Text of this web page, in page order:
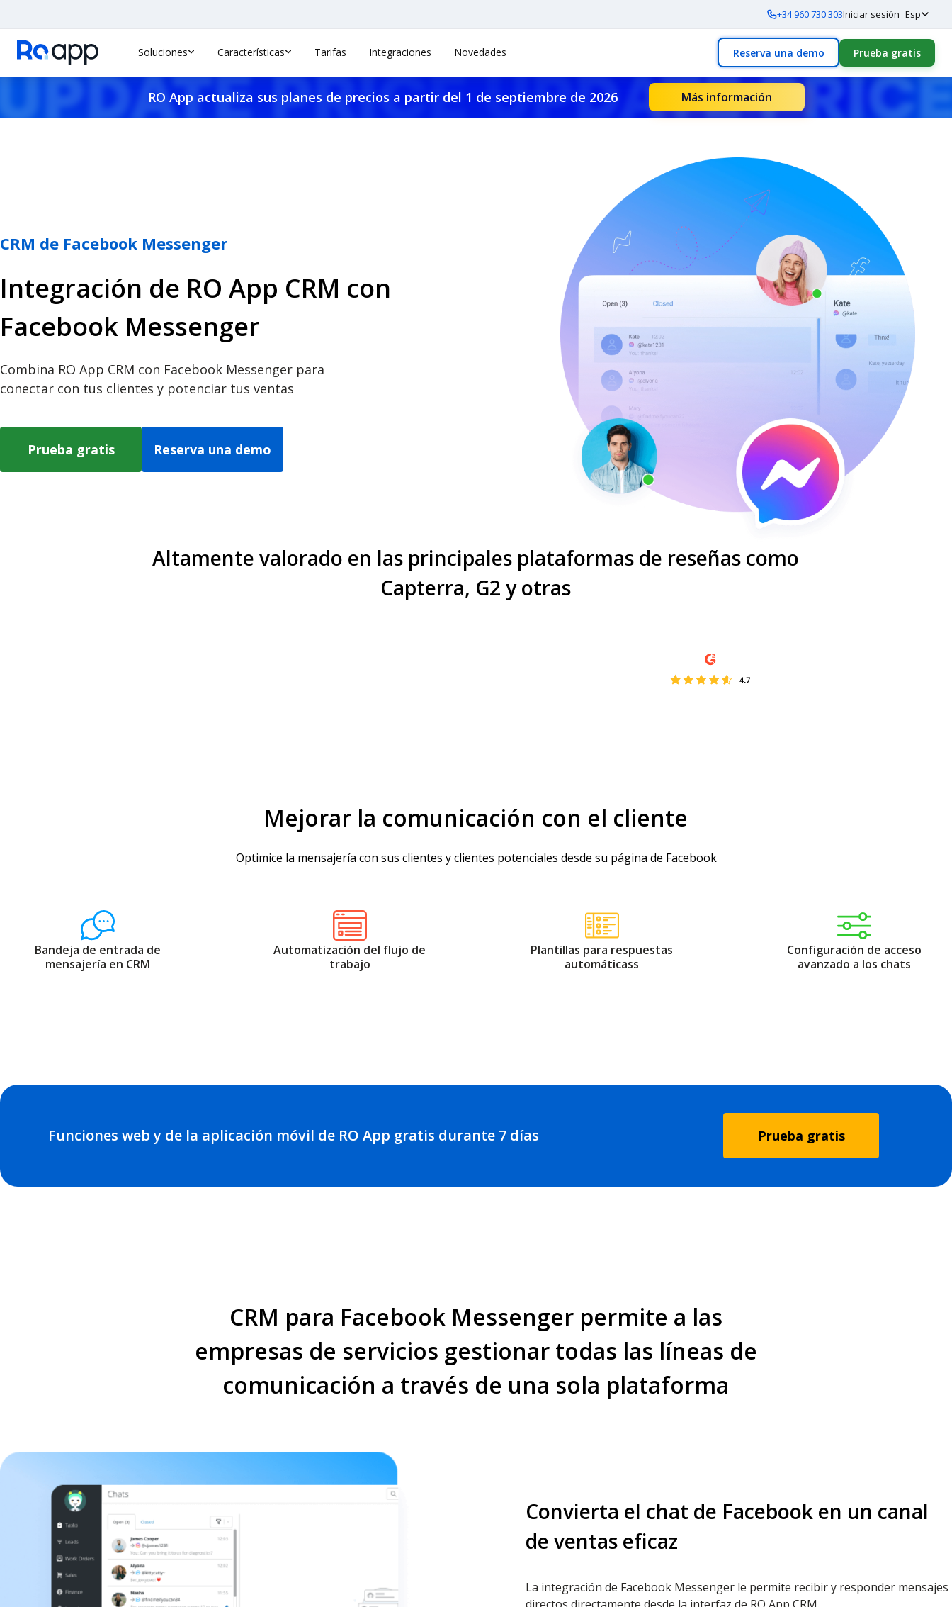
+34 960 730 303Iniciar sesión Esp
Soluciones Características Tarifas Integraciones Novedades Reserva una demo Prueba gratis
RO App actualiza sus planes de precios a partir del 1 de septiembre de 2026 Más información
CRM de Facebook Messenger
Integración de RO App CRM con
Facebook Messenger
Combina RO App CRM con Facebook Messenger para
conectar con tus clientes y potenciar tus ventas
Prueba gratis Reserva una demo
Altamente valorado en las principales plataformas de reseñas como
Capterra, G2 y otras
Mejorar la comunicación con el cliente
Optimice la mensajería con sus clientes y clientes potenciales desde su página de Facebook
Bandeja de entrada de
mensajería en CRM
Automatización del flujo de
trabajo
Plantillas para respuestas
automáticass
Configuración de acceso
avanzado a los chats
Funciones web y de la aplicación móvil de RO App gratis durante 7 días Prueba gratis
CRM para Facebook Messenger permite a las
empresas de servicios gestionar todas las líneas de
comunicación a través de una sola plataforma
Convierta el chat de Facebook en un canal
de ventas eficaz
La integración de Facebook Messenger le permite recibir y responder mensajes